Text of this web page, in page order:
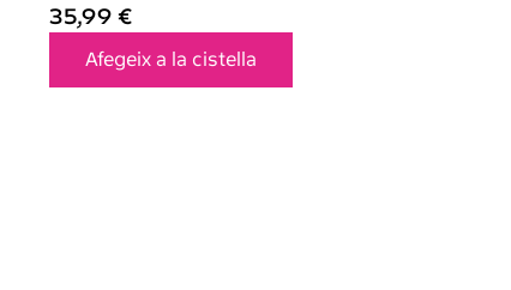
35,99 €
Afegeix a la cistella